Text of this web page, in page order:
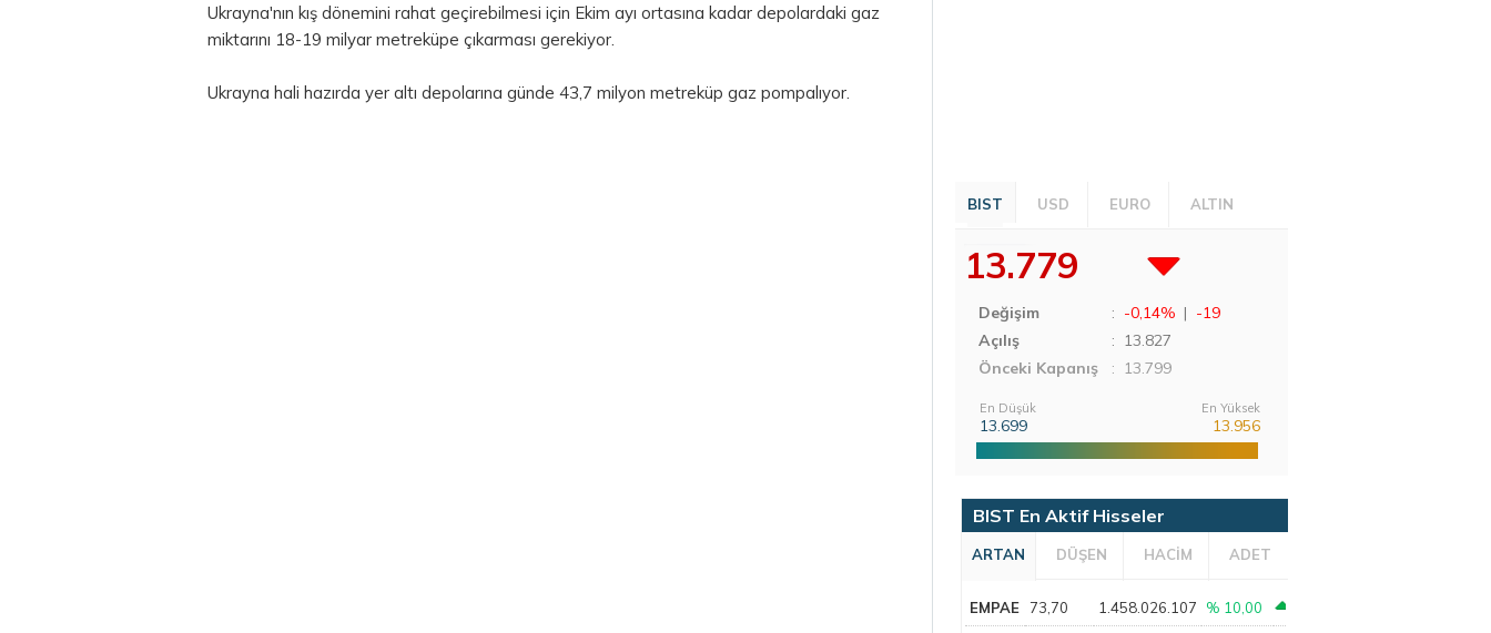
Ukrayna'nın kış dönemini rahat geçirebilmesi için Ekim ayı ortasına kadar depolardaki gaz
miktarını 18-19 milyar metreküpe çıkarması gerekiyor.
Ukrayna hali hazırda yer altı depolarına günde 43,7 milyon metreküp gaz pompalıyor.
BIST USD EURO ALTIN
13.779
Değişim : -0,14% | -19
Açılış
: 13.827
Önceki Kapanış
: 13.799
En Düşük
13.699
En Yüksek
13.956
BIST En Aktif Hisseler
ARTAN DÜŞEN HACİM ADET
EMPAE 73,70 1.458.026.107 % 10,00